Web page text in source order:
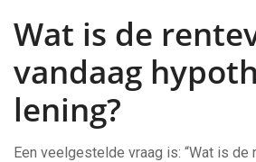
Wat is de
vandaag
lening?
Een veelgestelde vraag is: “Wat is de